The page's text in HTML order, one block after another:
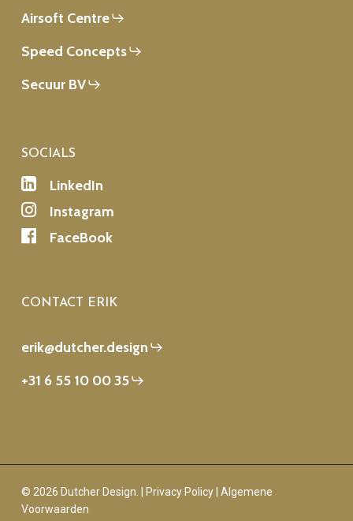
Airsoft Centre
Speed Concepts
Secuur BV
SOCIALS
LinkedIn
Instagram
FaceBook
CONTACT ERIK
erik@dutcher.design
+31 6 55 10 00 35
© 2026 Dutcher Design. | Privacy Policy| Algemene
Voorwaarden